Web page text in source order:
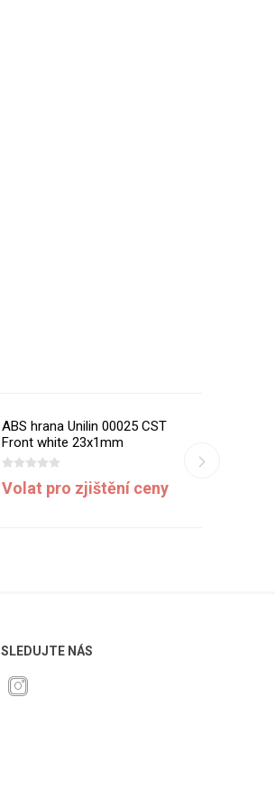
ABS hrana Unilin 00025 CST
Front white 23x1mm
Volat pro zjištění ceny
SLEDUJTE NÁS